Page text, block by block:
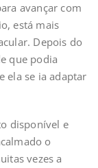
avançar com
está mais
Depois do
que podia
ela se ia adaptar
disponível e
o
vezes a